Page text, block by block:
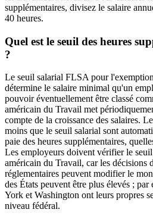
supplémentaires, divisez le salaire
40 heures.
Quel est le seuil des heures
?
Le seuil salarial FLSA pour
détermine le salaire minimal qu'un
pouvoir éventuellement être classé
américain du Travail met
compte de la croissance des salaires.
moins que le seuil salarial sont
paie des heures supplémentaires,
Les employeurs doivent vérifier le
américain du Travail, car les décisions
réglementaires peuvent modifier le
des États peuvent être plus élevés ;
York et Washington ont leurs propres
niveau fédéral.